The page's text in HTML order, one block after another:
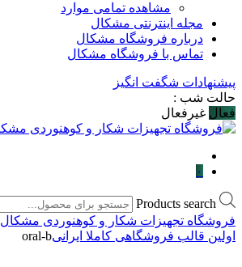
مشاهده تمامی موارد
مجله اینترنتی مشکال
درباره فروشگاه مشکال
تماس با فروشگاه مشکال
پیشنهادات شگفت انگیز
حالت شب :
فعال غیرفعال
۰
Products search
فروشگاه تجهیزات شکار و کوهنوردی مشکال
اولین قالب فروشگاهی کاملا ایرانیoral-b